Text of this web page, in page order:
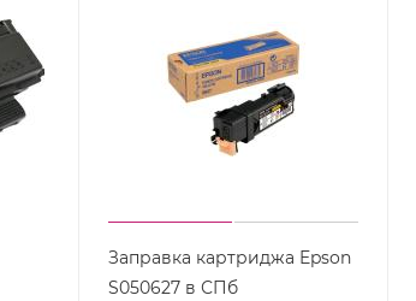
Заправка картриджа Epson
S050627 в СПб